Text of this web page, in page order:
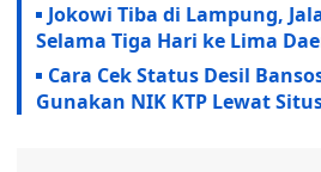
Jokowi Tiba di Lampung,
Selama Tiga Hari ke Lima
Cara Cek Status Desil
Gunakan NIK KTP Lewat